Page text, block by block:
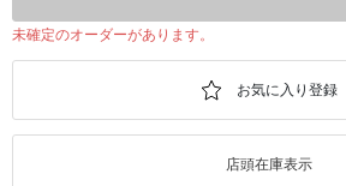
未確定のオーダーがあります。
店頭在庫表示